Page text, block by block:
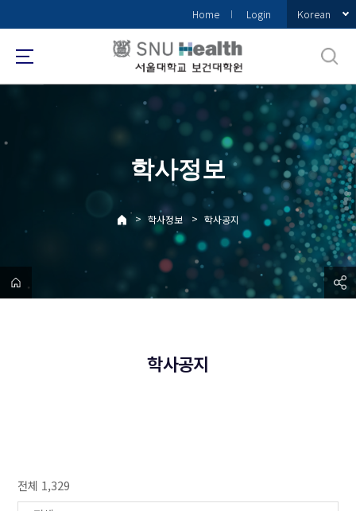
로
메
Home Login Korean
학사정보
> 학사정보 > 학사공지
학사공지
전체 1,329